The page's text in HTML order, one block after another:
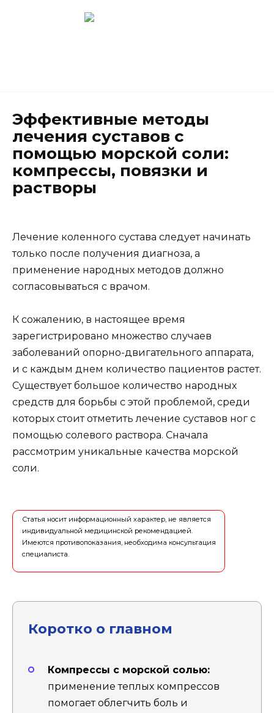
Эффективные методы
лечения суставов с
помощью морской соли:
компрессы, повязки и
растворы
Лечение коленного сустава следует начинать
только после получения диагноза, а
применение народных методов должно
согласовываться с врачом.
К сожалению, в настоящее время
зарегистрировано множество случаев
заболеваний опорно-двигательного аппарата,
и с каждым днем количество пациентов растет.
Существует большое количество народных
средств для борьбы с этой проблемой, среди
которых стоит отметить лечение суставов ног с
помощью солевого раствора. Сначала
рассмотрим уникальные качества морской
соли.
Статья носит информационный характер, не является
индивидуальной медицинской рекомендацией.
Имеются противопоказания, необходима консультация
специалиста.
Коротко о главном
Компрессы с морской солью:
применение теплых компрессов
помогает облегчить боль и